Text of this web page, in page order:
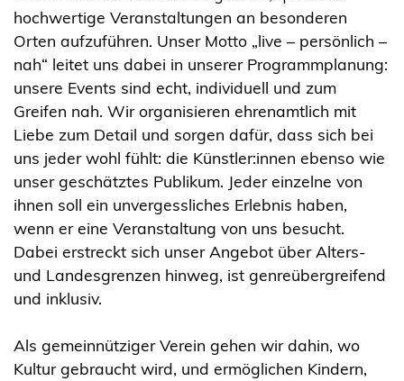
hochwertige Veranstaltungen an besonderen
Orten aufzuführen. Unser Motto „live – persönlich –
nah“ leitet uns dabei in unserer Programmplanung:
unsere Events sind echt, individuell und zum
Greifen nah. Wir organisieren ehrenamtlich mit
Liebe zum Detail und sorgen dafür, dass sich bei
uns jeder wohl fühlt: die Künstler:innen ebenso wie
unser geschätztes Publikum. Jeder einzelne von
ihnen soll ein unvergessliches Erlebnis haben,
wenn er eine Veranstaltung von uns besucht.
Dabei erstreckt sich unser Angebot über Alters-
und Landesgrenzen hinweg, ist genreübergreifend
und inklusiv.
Als gemeinnütziger Verein gehen wir dahin, wo
Kultur gebraucht wird, und ermöglichen Kindern,